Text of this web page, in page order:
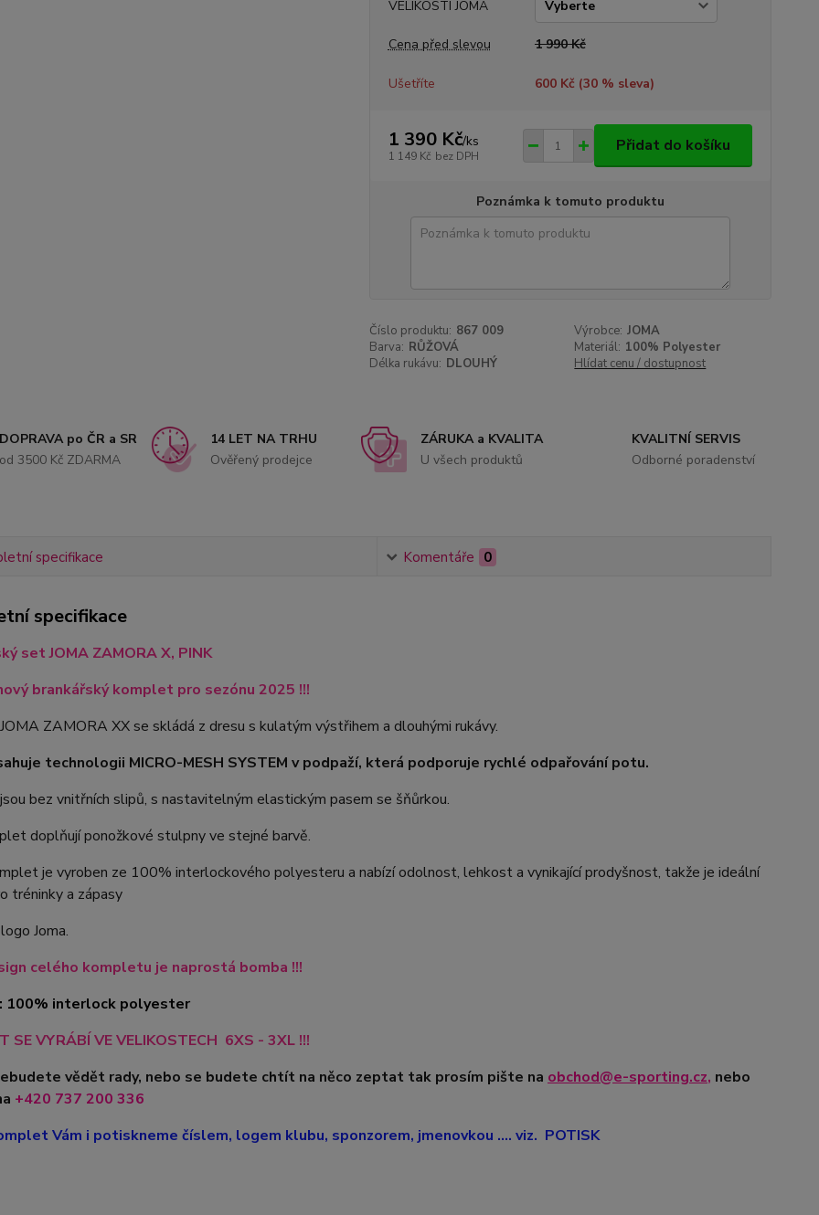
VELIKOSTI JOMA
Cena před slevou 1 990 Kč
Ušetříte 600 Kč (30% sleva)
1 390 Kč/ks
1 149 Kč bez DPH
Přidat do košíku
Poznámka k tomuto produktu
Číslo produktu: 867 009 Výrobce: JOMA
Barva: RŮŽOVÁ Materiál: 100% Polyester
Délka rukávu: DLOUHÝ Hlídat cenu / dostupnost
DOPRAVA po ČR a SR
od 3500 Kč ZDARMA
14 LET NA TRHU
Ověřený prodejce
ZÁRUKA a KVALITA
U všech produktů
KVALITNÍ SERVIS
Odborné poradenství
specifikace Komentáře 0
specifikace
set JOMA ZAMORA X, PINK
brankářský komplet pro sezónu 2025 !!!
ZAMORA XX se skládá z dresu s kulatým výstřihem a dlouhými rukávy.
technologii MICRO-MESH SYSTEM v podpaží, která podporuje rychlé odpařování potu.
bez vnitřních slipů, s nastavitelným elastickým pasem se šňůrkou.
doplňují ponožkové stulpny ve stejné barvě.
je vyroben ze 100% interlockového polyesteru a nabízí odolnost, lehkost a vynikající prodyšnost, takže je ideální
tréninky a zápasy
Joma.
celého kompletu je naprostá bomba !!!
100% interlock polyester
SE VYRÁBÍ VE VELIKOSTECH 6XS - 3XL !!!
vědět rady, nebo se budete chtít na něco zeptat tak prosím pište na obchod@e-sporting.cz, nebo
+420 737 200 336
Vám i potiskneme číslem, logem klubu, sponzorem, jmenovkou .... viz. POTISK